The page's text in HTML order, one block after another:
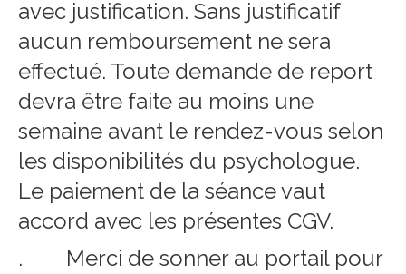
avec justification. Sans justificatif
aucun remboursement ne sera
effectué. Toute demande de report
devra être faite au moins une
semaine avant le rendez-vous selon
les disponibilités du psychologue.
Le paiement de la séance vaut
accord avec les présentes CGV.
. Merci de sonner au portail pour